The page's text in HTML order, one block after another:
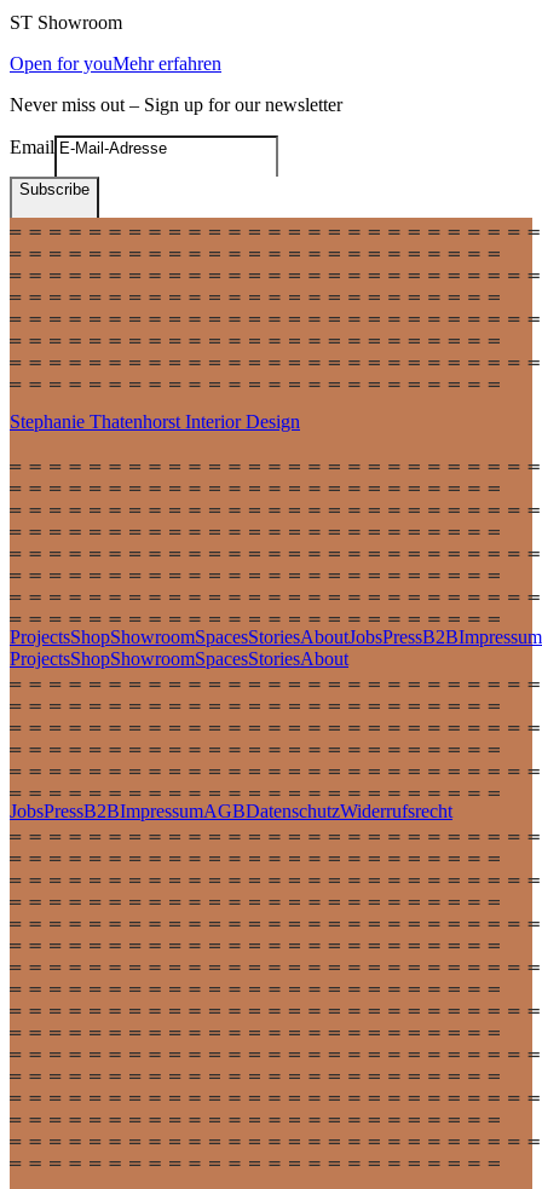
ST Showroom
Open for youMehr erfahren
Never miss out – Sign up for our newsletter
Email
Subscribe
Stephanie Thatenhorst Interior Design
ProjectsShopShowroomSpacesStoriesAboutJobsPressB2BImpressum
ProjectsShopShowroomSpacesStoriesAbout
JobsPressB2BImpressumAGBDatenschutzWiderrufsrecht